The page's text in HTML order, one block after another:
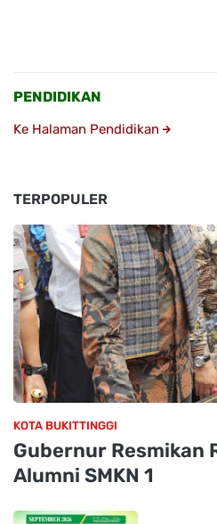
PENDIDIKAN
Ke Halaman Pendidikan
TERPOPULER
KOTA BUKITTINGGI
Gubernur Resmikan
Alumni SMKN 1